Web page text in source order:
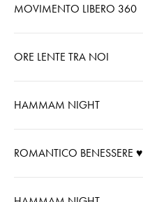
MOVIMENTO LIBERO 360
ORE LENTE TRA NOI
HAMMAM NIGHT
ROMANTICO BENESSERE ♥